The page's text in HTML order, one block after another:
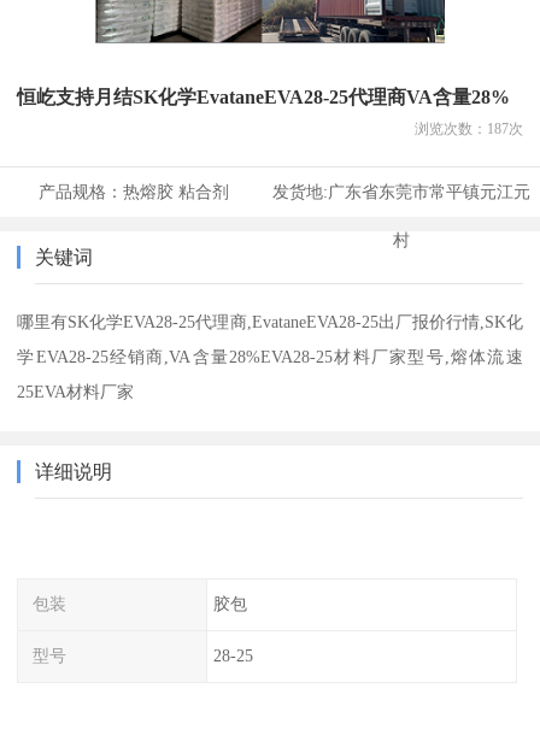
恒屹支持月结SK化学EvataneEVA28-25代理商VA含量28%
浏览次数： 187次
产品规格： 热熔胶 粘合剂 发货地:广东省东莞市常平镇元江元
村
关键词
哪里有SK化学EVA28-25代理商,EvataneEVA28-25出厂报价行情,SK化
学EVA28-25经销商,VA含量28%EVA28-25材料厂家型号,熔体流速
25EVA材料厂家
详细说明
包装 胶包
型号 28-25